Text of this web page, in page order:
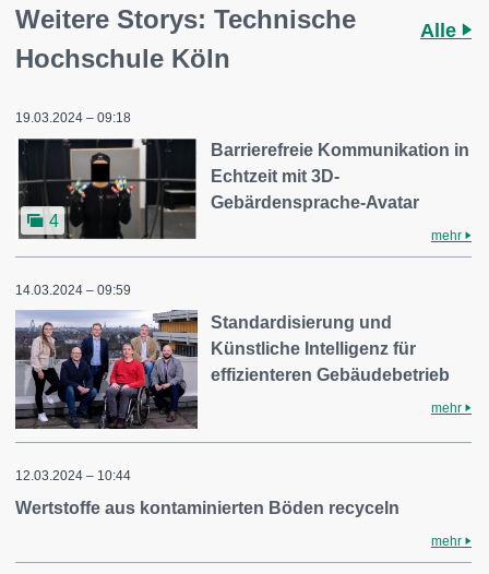
Weitere Storys: Technische
Hochschule Köln
Alle
19.03.2024 – 09:18
4
Barrierefreie Kommunikation in
Echtzeit mit 3D-
Gebärdensprache-Avatar
mehr
14.03.2024 – 09:59
Standardisierung und
Künstliche Intelligenz für
effizienteren Gebäudebetrieb
mehr
12.03.2024 – 10:44
Wertstoffe aus kontaminierten Böden recyceln
mehr